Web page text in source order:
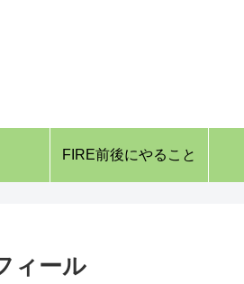
FIRE前後にやること
ィール